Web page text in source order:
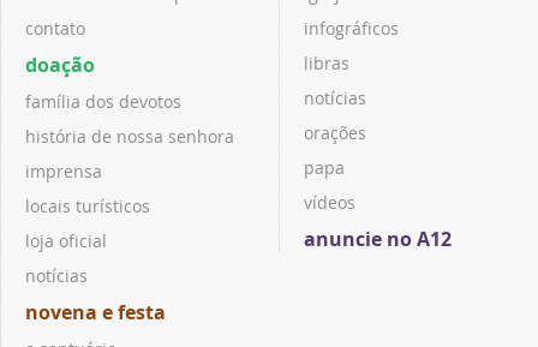
contato
doação
família dos devotos
história de nossa senhora
imprensa
locais turísticos
loja oficial
notícias
novena e festa
infográficos
libras
notícias
orações
papa
vídeos
anuncie no A12